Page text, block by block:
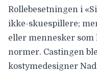
Rollebesetningen i
ikke-skuespillere;
eller mennesker
normer. Castingen
kostymedesigner